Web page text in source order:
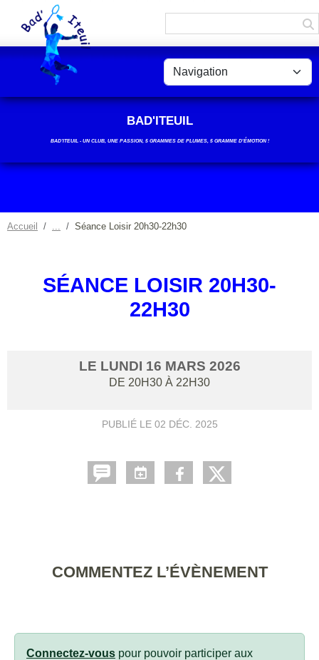
BAD'ITEUIL
BAD’ITEUIL - UN CLUB, UNE PASSION, 5 GRAMMES DE PLUMES, 5 GRAMME D'ÉMOTION !
Accueil Séance Loisir 20h30-22h30
SÉANCE LOISIR 20H30-
22H30
LE LUNDI 16 MARS 2026
DE 20H30 À 22H30
PUBLIÉ LE 02 DÉC. 2025
COMMENTEZ L’ÉVÈNEMENT
Connectez-vous pour pouvoir participer aux
Panneau de gestion des cookies